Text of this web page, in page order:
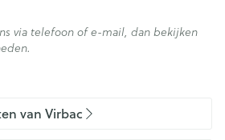
via telefoon of e-mail, dan bekijken
van Virbac